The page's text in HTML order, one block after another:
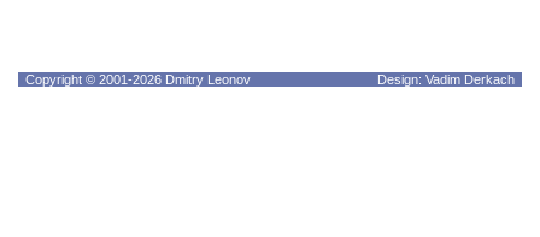
Copyright © 2001-2026 Dmitry Leonov Design: Vadim Derkach